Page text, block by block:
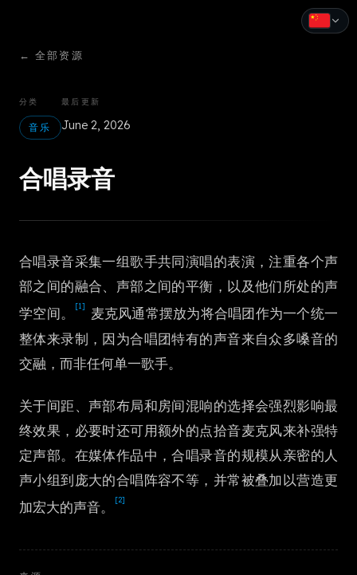
← 全部资源
分类
音乐
最后更新
June 2, 2026
合唱录音
合唱录音采集一组歌手共同演唱的表演，注重各个声
部之间的融合、声部之间的平衡，以及他们所处的声
学空间。
[1]
麦克风通常摆放为将合唱团作为一个统一
整体来录制，因为合唱团特有的声音来自众多嗓音的
交融，而非任何单一歌手。
关于间距、声部布局和房间混响的选择会强烈影响最
终效果，必要时还可用额外的点拾音麦克风来补强特
定声部。在媒体作品中，合唱录音的规模从亲密的人
声小组到庞大的合唱阵容不等，并常被叠加以营造更
加宏大的声音。
[2]
Русский
日本語